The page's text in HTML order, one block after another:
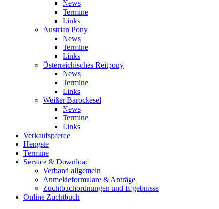
News
Termine
Links
Austrian Pony
News
Termine
Links
Österreichisches Reitpony
News
Termine
Links
Weißer Barockesel
News
Termine
Links
Verkaufspferde
Hengste
Termine
Service & Download
Verband allgemein
Anmeldeformulare & Anträge
Zuchtbuchordnungen und Ergebnisse
Online Zuchtbuch